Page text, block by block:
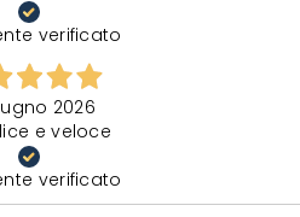
verificato
2026
e veloce
verificato